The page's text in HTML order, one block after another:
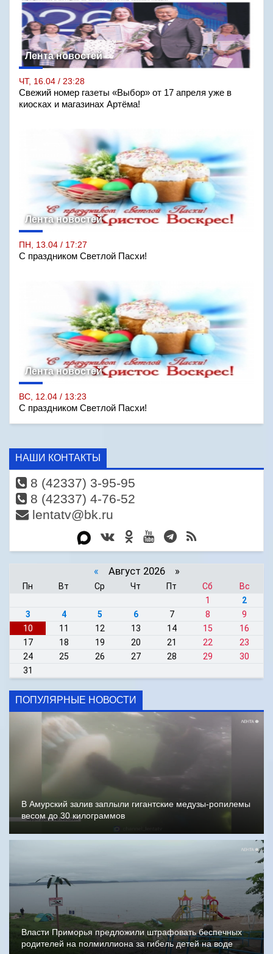
Лента новостей
ЧТ, 16.04 / 23:28
Свежий номер газеты «Выбор» от 17 апреля уже в
киосках и магазинах Артёма!
Лента новостей
ПН, 13.04 / 17:27
С праздником Светлой Пасхи!
Лента новостей
ВС, 12.04 / 13:23
С праздником Светлой Пасхи!
НАШИ КОНТАКТЫ
8 (42337) 3-95-95
8 (42337) 4-76-52
lentatv@bk.ru
« Август 2026 »
Пн Вт Ср Чт Пт Сб
Вс
1
2
3
4 5 6 7 8
9
10
11 12 13 14 15
16
17
18 19 20 21 22
23
24
25 26 27 28 29
30
31
ПОПУЛЯРНЫЕ НОВОСТИ
В Амурский залив заплыли гигантские медузы-ропилемы
весом до 30 килограммов
Власти Приморья предложили штрафовать беспечных
родителей на полмиллиона за гибель детей на воде